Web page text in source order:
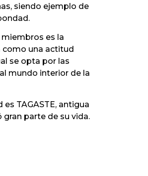
siendo ejemplo de
miembros es la
como una actitud
se opta por las
mundo interior de la
TAGASTE, antigua
parte de su vida.